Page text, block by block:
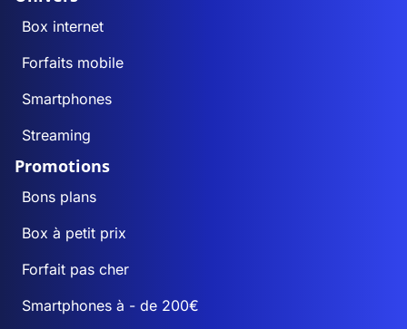
Box internet
Forfaits mobile
Smartphones
Streaming
Promotions
Bons plans
Box à petit prix
Forfait pas cher
Smartphones à - de 200€